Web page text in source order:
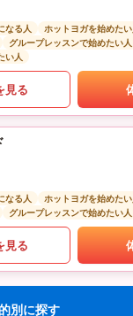
なる人
ホットヨガを始めたい
グループレッスンで始めたい人
い人
見る
なる人
ホットヨガを始めたい
グループレッスンで始めたい人
見る
別に探す